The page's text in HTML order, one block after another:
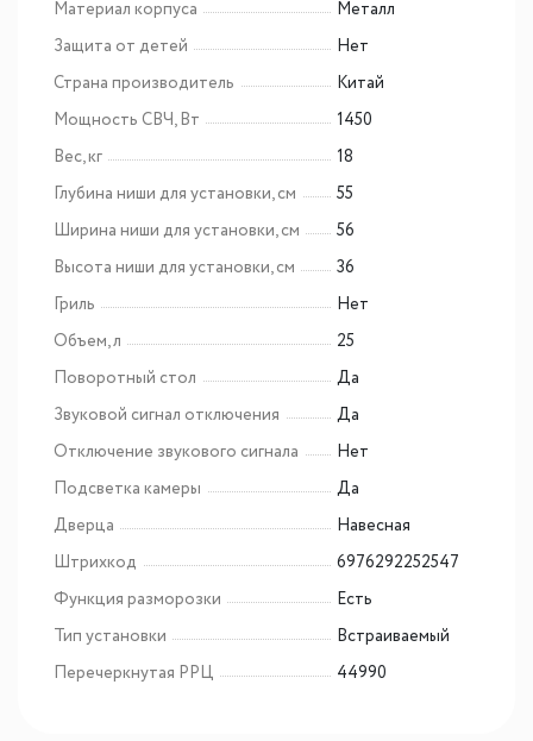
Материал корпуса
Металл
Защита от детей
Нет
Страна производитель
Китай
Мощность СВЧ, Вт
1450
Вес, кг
18
Глубина ниши для установки, см
55
Ширина ниши для установки, см
56
Высота ниши для установки, см
36
Гриль
Нет
Объем, л
25
Поворотный стол
Да
Звуковой сигнал отключения
Да
Отключение звукового сигнала
Нет
Подсветка камеры
Да
Дверца
Навесная
Штрихкод
6976292252547
Функция разморозки
Есть
Тип установки
Встраиваемый
Перечеркнутая РРЦ
44990